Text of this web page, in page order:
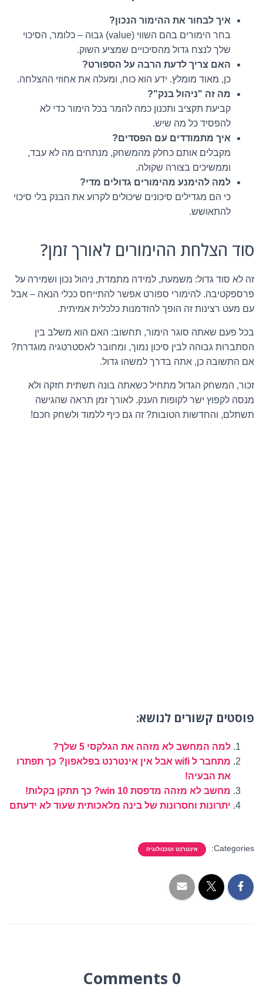
איך לבחור את ההימור הנכון?
בחר הימורים בהם השווי (value) גבוה – כלומר, הסיכוי
שלך לנצח גדול מהסיכויים שמציע השוק.
האם צריך לדעת הרבה על הספורט?
כן, מאוד מומלץ. ידע הוא כוח, ומעלה את אחוזי ההצלחה.
מה זה "ניהול בנק"?
קביעת תקציב ותכנון כמה להמר בכל הימור כדי לא
להפסיד כל מה שיש.
איך מתמודדים עם הפסדים?
מקבלים אותם כחלק מהמשחק, מנתחים מה לא עבד,
וממשיכים בצורה שקולה.
למה להימנע מהימורים גדולים מדי?
כי הם מגדילים סיכונים שיכולים לקרוע את הבנק בלי סיכוי
להתאושש.
סוד הצלחת ההימורים לאורך זמן?
זה לא סוד גדול: משמעת, למידה מתמדת, ניהול נכון ושמירה על
פרספקטיבה. להימורי ספורט אפשר להתייחס ככלי הנאה – אבל
עם מעט רצינות זה הופך להזדמנות כלכלית אמיתית.
בכל פעם שאתה סוגר הימור, תחשוב: האם הוא משלב בין
הסתברות גבוהה לבין סיכון נמוך, ומחובר לאסטרטגיה מוגדרת?
אם התשובה כן, אתה בדרך למשהו גדול.
זכור, המשחק הגדול מתחיל כשאתה בונה תשתית חזקה ולא
מנסה לקפוץ ישר לקופות הענק. לאורך זמן תראה שהגישה
תשתלם, והחדשות הטובות? זה גם כיף ללמוד ולשחק חכם!
פוסטים קשורים לנושא:
למה המחשב לא מזהה את הגלקסי 5 שלך?
מתחבר ל wifi אבל אין אינטרנט בפלאפון? כך תפתרו
את הבעיה!
מחשב לא מזהה מדפסת win 10? כך תתקן בקלות!
יתרונות וחסרונות של בינה מלאכותית שעוד לא ידעתם
Categories: אינטרנט וטכנולוגיה
0 Comments